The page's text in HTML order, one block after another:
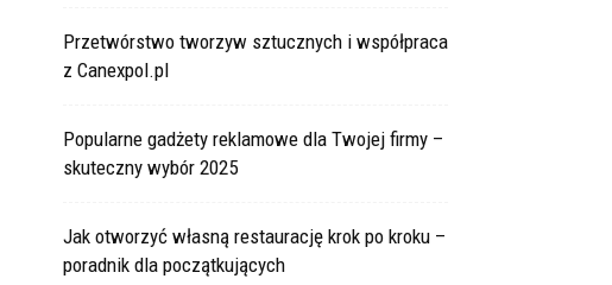
Przetwórstwo tworzyw sztucznych i współpraca
z Canexpol.pl
Popularne gadżety reklamowe dla Twojej firmy –
skuteczny wybór 2025
Jak otworzyć własną restaurację krok po kroku –
poradnik dla początkujących